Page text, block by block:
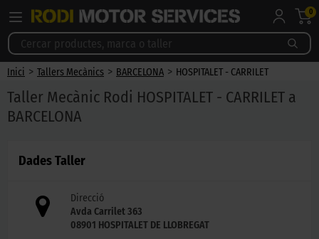
0
Inici > Tallers Mecànics > BARCELONA > HOSPITALET - CARRILET
Taller Mecànic Rodi HOSPITALET - CARRILET a
BARCELONA
Dades Taller
Direcció
Avda Carrilet 363
08901 HOSPITALET DE LLOBREGAT